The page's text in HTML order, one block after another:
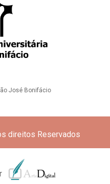
José Bonifácio
direitos Reservados